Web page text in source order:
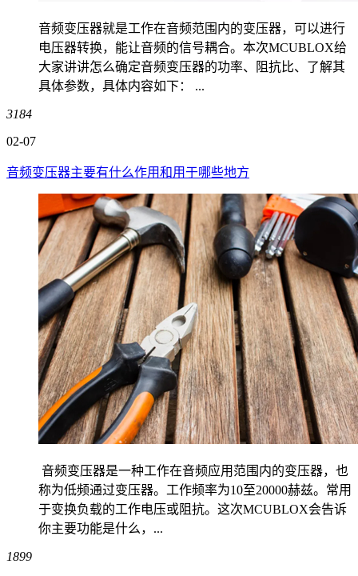
音频变压器就是工作在音频范围内的变压器，可以进行
电压器转换，能让音频的信号耦合。本次MCUBLOX给
大家讲讲怎么确定音频变压器的功率、阻抗比、了解其
具体参数，具体内容如下： ...
3184
02-07
音频变压器主要有什么作用和用于哪些地方
音频变压器是一种工作在音频应用范围内的变压器，也
称为低频通过变压器。工作频率为10至20000赫兹。常用
于变换负载的工作电压或阻抗。这次MCUBLOX会告诉
你主要功能是什么，...
1899